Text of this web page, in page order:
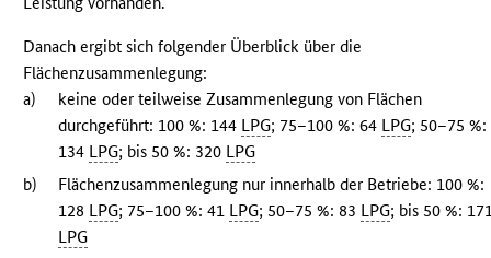
Danach ergibt sich folgender Überblick über die
Flächenzusammenlegung:
a)
keine oder teilweise Zusammenlegung von Flächen
durchgeführt: 100 %: 144 LPG; 75–100 %: 64 LPG; 50–75 %:
134 LPG; bis 50 %: 320 LPG
b)
Flächenzusammenlegung nur innerhalb der Betriebe: 100 %:
128 LPG; 75–100 %: 41 LPG; 50–75 %: 83 LPG; bis 50 %:
LPG